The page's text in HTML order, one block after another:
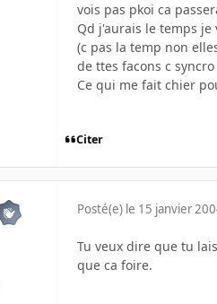
vois pas pkoi ca
Qd j'aurais le temps
(c pas la temp non
de ttes facons c
Ce qui me fait chier
Citer
Posté(e) le 15 janvier
Tu veux dire que tu
que ca foire.